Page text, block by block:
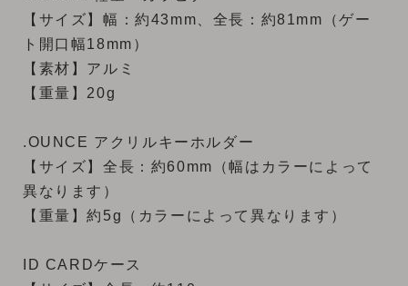
【サイズ】幅：約43mm、全長：約81mm（ゲー
ト開口幅18mm）
【素材】アルミ
【重量】20g
.OUNCE アクリルキーホルダー
【サイズ】全長：約60mm（幅はカラーによって
異なります）
【重量】約5g（カラーによって異なります）
ID CARDケース